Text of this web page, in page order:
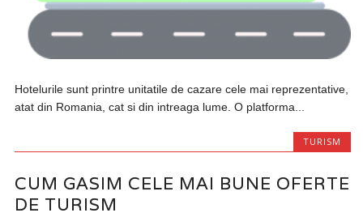
Hotelurile sunt printre unitatile de cazare cele mai reprezentative,
atat din Romania, cat si din intreaga lume. O platforma...
TURISM
CUM GASIM CELE MAI BUNE OFERTE
DE TURISM